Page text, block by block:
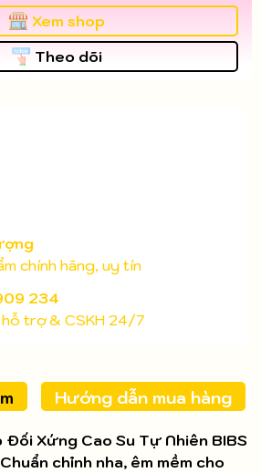
Xem shop
Theo dõi
chính hãng, uy tín
234
trợ & CSKH 24/7
Hướng dẫn mua hàng
Đối Xứng Cao Su Tự Nhiên BIBS
chỉnh nha, êm mềm cho